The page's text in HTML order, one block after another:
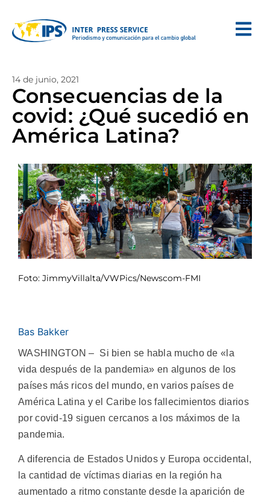
14 de junio, 2021
Consecuencias de la
covid: ¿Qué sucedió en
América Latina?
Foto: JimmyVillalta/VWPics/Newscom-FMI
Bas Bakker
WASHINGTON – Si bien se habla mucho de «la
vida después de la pandemia» en algunos de los
países más ricos del mundo, en varios países de
América Latina y el Caribe los fallecimientos diarios
por covid-19 siguen cercanos a los máximos de la
pandemia.
A diferencia de Estados Unidos y Europa occidental,
la cantidad de víctimas diarias en la región ha
aumentado a ritmo constante desde la aparición de